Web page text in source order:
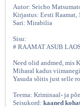
Autor: Seicho
Kirjastus: Eesti Raamat,
Sari: Mirabilia
Sisu:
# RAAMAT ASUB
Need olid andmed, mis
Miharal kadus
Yasuda sõitis just selle
Teema: Kriminaal- ja
Seisukord: kaaned